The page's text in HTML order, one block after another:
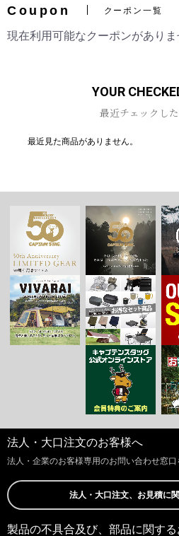
Coupon クーポン一覧
現在利用可能なクーポンがありま
YOUR
最近チェックし
最近見た商品がありません。
法人・大口注文のお客様へ
法人・企業のお客様専用のお問い合わせ窓口
法人・大口注文、お見積に
製品の不具合及び、部品に関す